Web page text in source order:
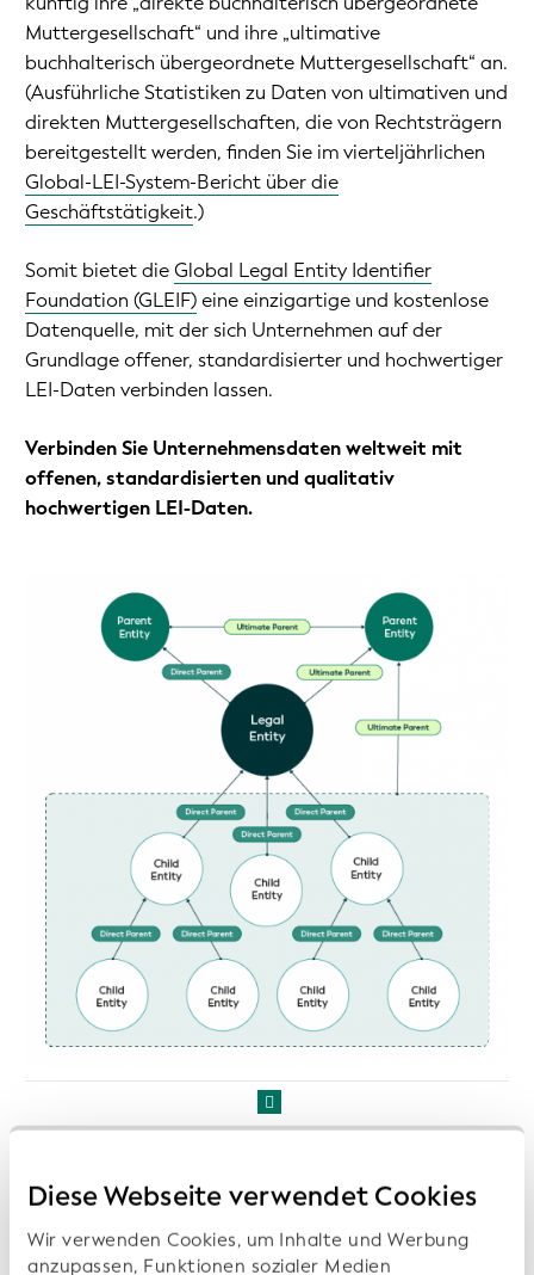
Diese Webseite verwendet Cookies
Wir verwenden Cookies, um Inhalte und Werbung
anzupassen, Funktionen sozialer Medien
Muttergesellschaft“ und ihre „ultimative
buchhalterisch übergeordnete Muttergesellschaft“ an.
(Ausführliche Statistiken zu Daten von ultimativen und
direkten Muttergesellschaften, die von Rechtsträgern
bereitgestellt werden, finden Sie im vierteljährlichen
Global-LEI-System-Bericht über die
Geschäftstätigkeit.)
Somit bietet dieGlobal Legal Entity Identifier
Foundation (GLEIF)eine einzigartige und kostenlose
Datenquelle, mit der sich Unternehmen auf der
Grundlage offener, standardisierter und hochwertiger
LEI-Daten verbinden lassen.
Verbinden Sie Unternehmensdaten weltweit mit
offenen, standardisierten und qualitativ
hochwertigen LEI-Daten.
Wenn die direkten und/oder ultimativen
Muttergesellschaften eines LEI-Registrierten einen LEI
erhalten haben, wird der LEI der
Muttergesellschaft(en) zusammen mit dem LEI-